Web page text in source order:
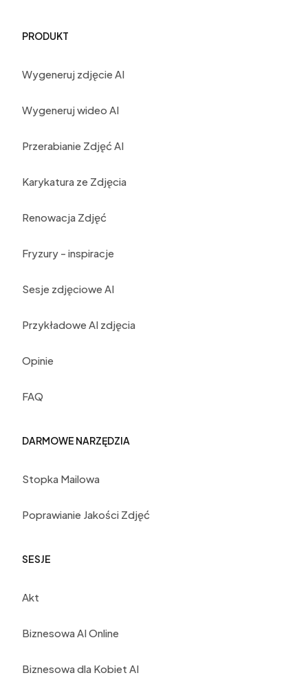
PRODUKT
Wygeneruj zdjęcie AI
Wygeneruj wideo AI
Przerabianie Zdjęć AI
Karykatura ze Zdjęcia
Renowacja Zdjęć
Fryzury - inspiracje
Sesje zdjęciowe AI
Przykładowe AI zdjęcia
Opinie
FAQ
DARMOWE NARZĘDZIA
Stopka Mailowa
Poprawianie Jakości Zdjęć
SESJE
Akt
Biznesowa AI Online
Biznesowa dla Kobiet AI